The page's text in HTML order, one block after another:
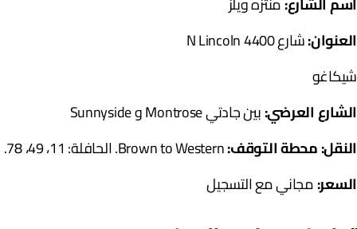
شارع 4400 N Lincoln
العرضي:بين جادتي Montrose و Sunnyside
محطة التوقف:Brown to Western. الحافلة: 11، 49، 78.
مجاني مع التسجيل